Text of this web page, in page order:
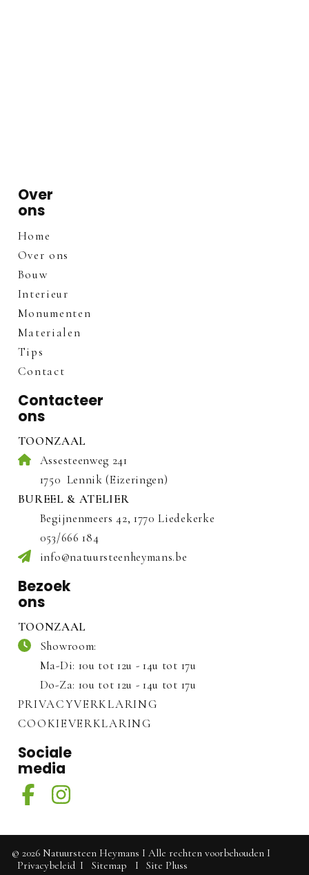
Over
ons
Home
Over ons
Bouw
Interieur
Monumenten
Materialen
Tips
Contact
Contacteer
ons
TOONZAAL
Assesteenweg 241
1750 Lennik (Eizeringen)
BUREEL & ATELIER
Begijnenmeers 42, 1770 Liedekerke
053/666 184
info@natuursteenheymans.be
Bezoek
ons
TOONZAAL
Showroom:
Ma-Di: 10u tot 12u - 14u tot 17u
Do-Za: 10u tot 12u - 14u tot 17u
PRIVACYVERKLARING
COOKIEVERKLARING
Sociale
media
© 2026 Natuursteen Heymans I Alle rechten voorbehouden I
Privacybeleid I Sitemap I Site Pluss